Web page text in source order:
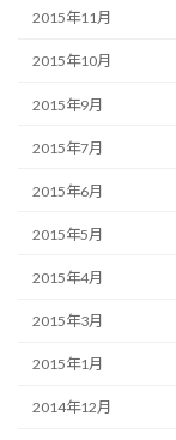
2015年11月
2015年10月
2015年9月
2015年7月
2015年6月
2015年5月
2015年4月
2015年3月
2015年1月
2014年12月